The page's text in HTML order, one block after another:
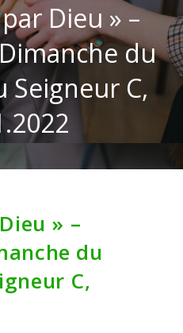
Dieu » –
du
Seigneur C,
» –
du
C,